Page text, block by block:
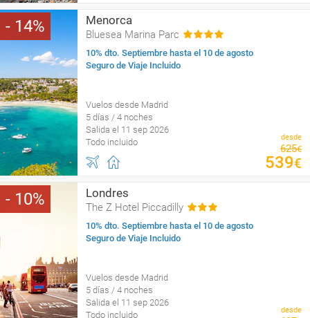
14 Menorca
Bluesea Marina Parc
10% dto. Septiembre hasta el 10 de agosto
Seguro de Viaje Incluido
Vuelos desde Madrid
5 días / 4 noches
Salida el 11 sep 2026
Todo incluido
desde
625€
539€
10 Londres
The Z Hotel Piccadilly
10% dto. Septiembre hasta el 10 de agosto
Seguro de Viaje Incluido
Vuelos desde Madrid
5 días / 4 noches
Salida el 11 sep 2026
Todo incluido
desde